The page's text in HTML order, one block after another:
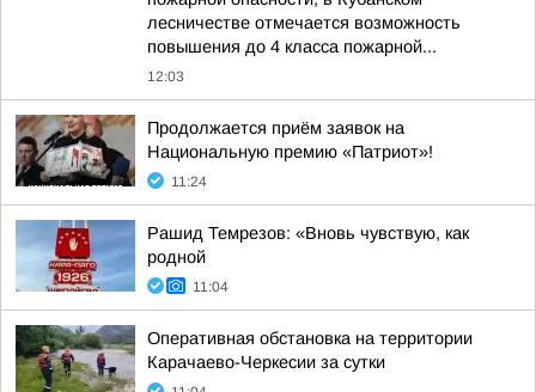
лесничестве отмечается возможность
повышения до 4 класса пожарной...
12:03
Продолжается приём заявок на
Национальную премию «Патриот»!
11:24
Рашид Темрезов: «Вновь чувствую, как
родной
11:04
Оперативная обстановка на территории
Карачаево-Черкесии за сутки